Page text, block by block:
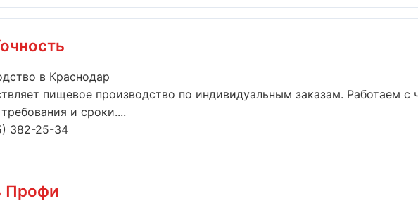
в Краснодар
пищевое производство по индивидуальным заказам. Работаем с
и сроки....
382-25-34
Профи